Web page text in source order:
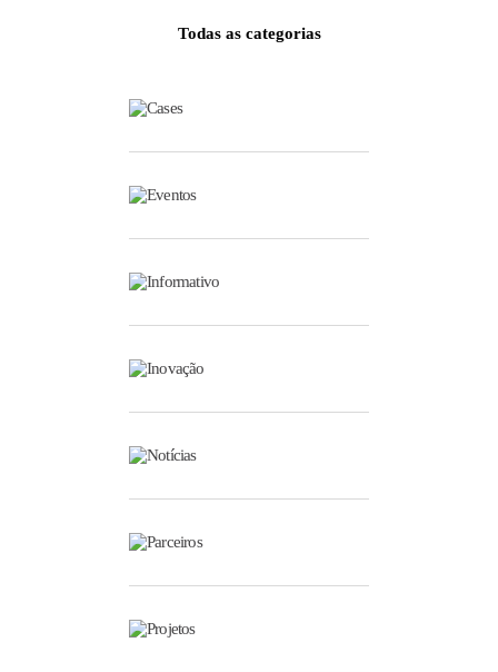
Todas as categorias
Cases
Eventos
Informativo
Inovação
Notícias
Parceiros
Projetos